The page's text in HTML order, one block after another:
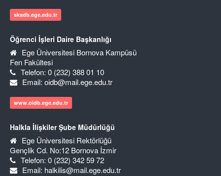
sksdb.ege.edu.tr
Öğrenci İşleri Daire Başkanlığı
Ege Üniversitesi Bornova Kampüsü
Fen Fakültesi
Telefon: 0 (232) 388 01 10
Email: oidb@mail.ege.edu.tr
www.oidb.ege.edu.tr
Halkla İlişkiler Şube Müdürlüğü
Ege Üniversitesi Rektörlüğü
Gençlik Cd. No:12 Bornova İzmir
Telefon: 0 (232) 342 59 72
Email: halkilis@mail.ege.edu.tr